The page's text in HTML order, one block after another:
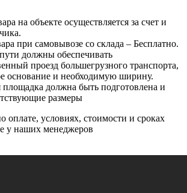
на объекте осуществляется за счет и
при самовывозе со склада – Бесплатно.
должны обеспечивать
проезд большегрузного транспорта,
основание и необходимую ширину.
площадка должна быть подготовлена и
размеры
оплате, условиях, стоимости и сроках
у наших менеджеров